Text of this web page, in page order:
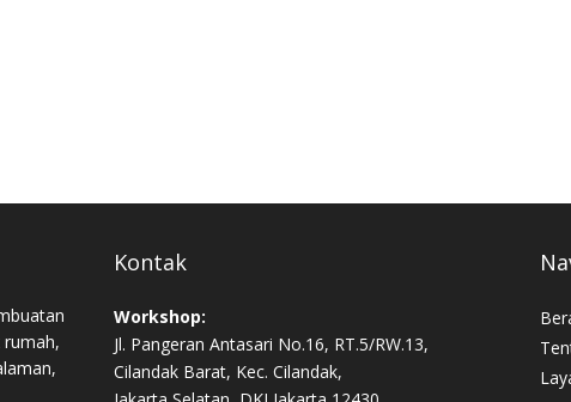
Kontak
Workshop:
Jl. Pangeran Antasari No.16, RT.5/RW.13,
Cilandak Barat, Kec. Cilandak,